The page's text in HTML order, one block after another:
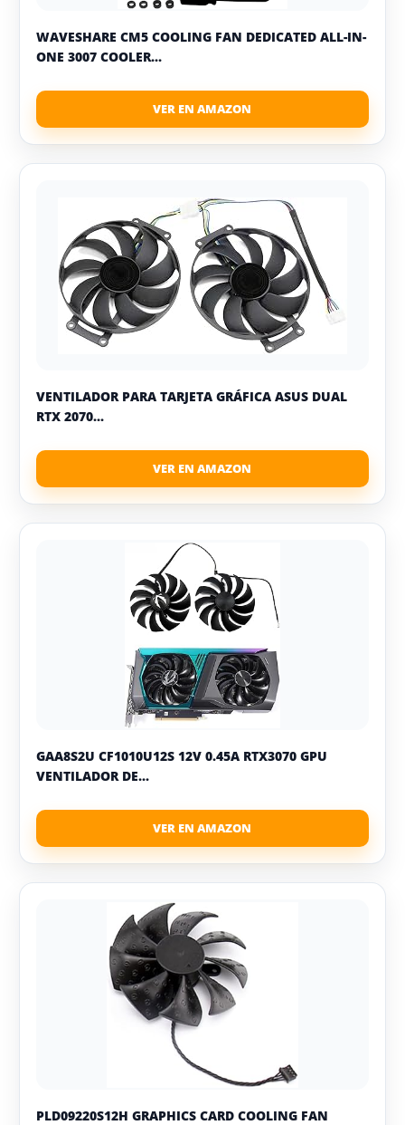
WAVESHARE CM5 COOLING FAN DEDICATED ALL-IN-
ONE 3007 COOLER...
VENTILADOR PARA TARJETA GRÁFICA ASUS DUAL
RTX 2070...
GAA8S2U CF1010U12S 12V 0.45A RTX3070 GPU
VENTILADOR DE...
PLD09220S12H GRAPHICS CARD COOLING FAN